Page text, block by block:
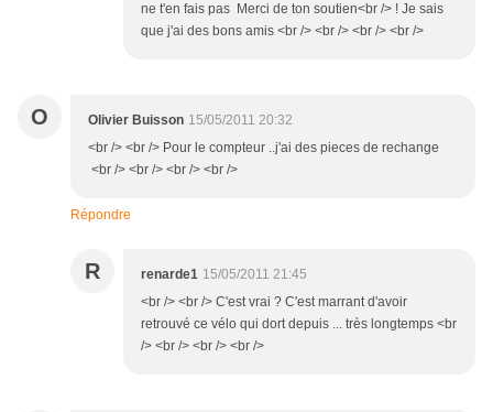
ne t'en fais pas Merci de ton soutien<br /> ! Je sais
que j'ai des bons amis <br /> <br /> <br /> <br />
O Olivier Buisson 15/05/2011 20:32
<br /> <br /> Pour le compteur ..j'ai des pieces de rechange
<br /> <br /> <br /> <br />
Répondre
R renarde1 15/05/2011 21:45
<br /> <br /> C'est vrai ? C'est marrant d'avoir
retrouvé ce vélo qui dort depuis ... très longtemps <br
/> <br /> <br /> <br />